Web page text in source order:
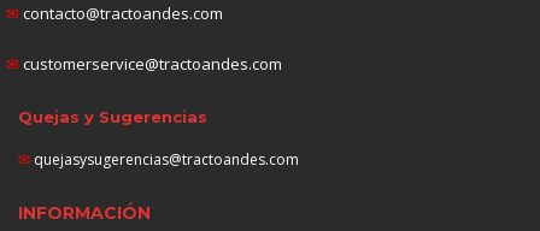
✉ contacto@tractoandes.com
✉ customerservice@tractoandes.com
Quejas y Sugerencias
✉ quejasysugerencias@tractoandes.com
INFORMACIÓN